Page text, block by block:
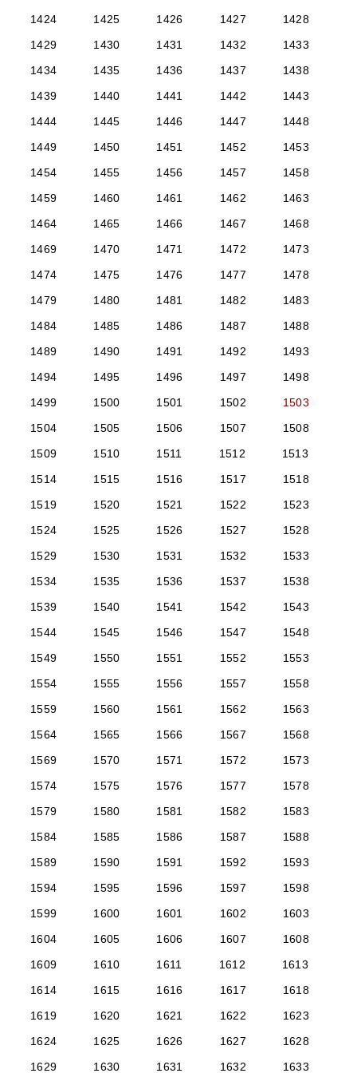
1424 1425 1426 1427
1428
1429
1430 1431 1432
1433
1434
1435 1436 1437
1438
1439
1440 1441 1442
1443
1444
1445 1446 1447
1448
1449
1450 1451 1452
1453
1454
1455 1456 1457
1458
1459
1460 1461 1462
1463
1464
1465 1466 1467
1468
1469
1470 1471 1472
1473
1474
1475 1476 1477
1478
1479
1480 1481 1482
1483
1484
1485 1486 1487
1488
1489
1490 1491 1492
1493
1494
1495 1496 1497
1498
1499
1500 1501 1502
1503
1504
1505 1506 1507
1508
1509
1510 1511 1512
1513
1514
1515 1516 1517
1518
1519
1520 1521 1522
1523
1524
1525 1526 1527
1528
1529
1530 1531 1532
1533
1534
1535 1536 1537
1538
1539
1540 1541 1542
1543
1544
1545 1546 1547
1548
1549
1550 1551 1552
1553
1554
1555 1556 1557
1558
1559
1560 1561 1562
1563
1564
1565 1566 1567
1568
1569
1570 1571 1572
1573
1574
1575 1576 1577
1578
1579
1580 1581 1582
1583
1584
1585 1586 1587
1588
1589
1590 1591 1592
1593
1594
1595 1596 1597
1598
1599
1600 1601 1602
1603
1604
1605 1606 1607
1608
1609
1610 1611 1612
1613
1614
1615 1616 1617
1618
1619
1620 1621 1622
1623
1624
1625 1626 1627
1628
1629
1630 1631 1632
1633